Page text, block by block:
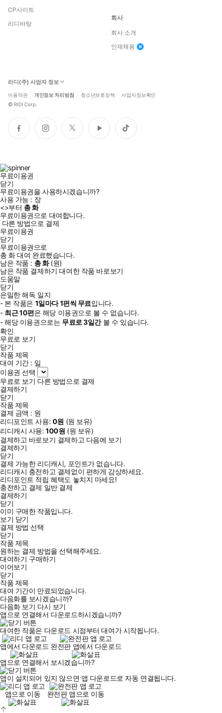
CP사이트
리디바탕
회사
회사 소개
인재채용
리디(주) 사업자 정보
이용약관 개인정보 처리방침 청소년보호정책 사업자정보확인
© RIDI Corp.
페
이
인
스
트
위
유
튜
틱
톡
무료이용권
닫기
무료이용권을 사용하시겠습니까?
사용 가능 : 장
<>부터 총화
무료이용권으로 대여합니다.
다른 방법으로 결제
무료이용권
닫기
무료이용권으로
총 화대여 완료했습니다.
남은 작품 : 총화(원)
남은 작품 결제하기 대여한 작품 바로보기
도움말
닫기
은밀한 해독 일지
- 본 작품은 1일마다1편씩 무료입니다.
- 최근10편은 해당 이용권으로 볼 수 없습니다.
- 해당 이용권으로는 무료로3일간볼 수 있습니다.
확인
무료로 보기
닫기
작품 제목
대여 기간 : 일
이용권 선택
무료로 보기 다른 방법으로 결제
결제하기
닫기
작품 제목
결제 금액 : 원
리디포인트 사용: 0원 (원 보유)
리디캐시 사용:100원 (원 보유)
결제하고 바로보기 결제하고 다음에 보기
결제하기
닫기
결제 가능한 리디캐시, 포인트가 없습니다.
리디캐시 충전하고 결제없이 편하게 감상하세요.
리디포인트 적립 혜택도 놓치지 마세요!
충전하고 결제 일반 결제
결제하기
닫기
이미 구매한 작품입니다.
보기 닫기
결제 방법 선택
닫기
작품 제목
원하는 결제 방법을 선택해주세요.
대여하기 구매하기
이어보기
닫기
작품 제목
대여 기간이 만료되었습니다.
다음화를 보시겠습니까?
다음화 보기 다시 보기
앱으로 연결해서 다운로드하시겠습니까?
대여한 작품은 다운로드 시점부터 대여가 시작됩니다.
앱에서 다운로드 완전판 앱에서 다운로드
앱으로 연결해서 보시겠습니까?
앱이 설치되어 있지 않으면 앱 다운로드로 자동 연결됩니다.
앱으로 이동
완전판 앱으로 이동